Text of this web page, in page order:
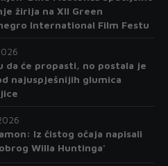
žirija na XII Green
International Film Festu
da će propasti, no postala je
najuspješnijih glumica
Iz čistog očaja napisali
Willa Huntinga'